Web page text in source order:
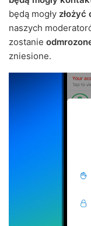
będą mogły złożyć
naszych
zostanie
zniesione.